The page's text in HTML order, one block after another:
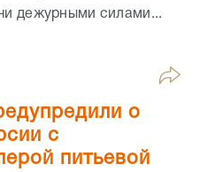
дежурными силами...
о
с
питьевой